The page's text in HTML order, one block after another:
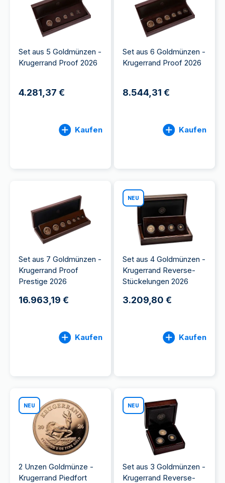
Set aus 5 Goldmünzen -
Krugerrand Proof 2026
4.281,37 €
Kaufen
Set aus 6 Goldmünzen -
Krugerrand Proof 2026
8.544,31 €
Kaufen
Set aus 7 Goldmünzen -
Krugerrand Proof
Prestige 2026
16.963,19 €
Kaufen
NEU
Set aus 4 Goldmünzen -
Krugerrand Reverse-
Stückelungen 2026
3.209,80 €
Kaufen
NEU
2 Unzen Goldmünze -
Krugerrand Piedfort
NEU
Set aus 3 Goldmünzen -
Krugerrand Reverse-